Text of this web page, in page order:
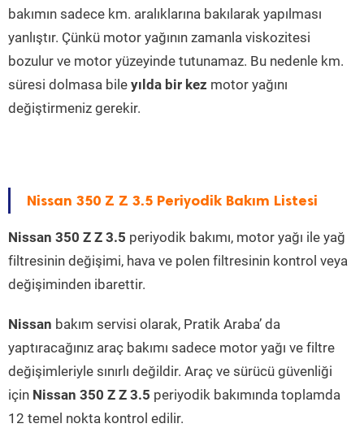
bakımın sadece km. aralıklarına bakılarak yapılması
yanlıştır. Çünkü motor yağının zamanla viskozitesi
bozulur ve motor yüzeyinde tutunamaz. Bu nedenle km.
süresi dolmasa bile yılda bir kez motor yağını
değiştirmeniz gerekir.
Nissan 350 Z Z 3.5 Periyodik Bakım Listesi
Nissan 350 Z Z 3.5 periyodik bakımı, motor yağı ile yağ
filtresinin değişimi, hava ve polen filtresinin kontrol veya
değişiminden ibarettir.
Nissan bakım servisi olarak, Pratik Araba’ da
yaptıracağınız araç bakımı sadece motor yağı ve filtre
değişimleriyle sınırlı değildir. Araç ve sürücü güvenliği
için Nissan 350 Z Z 3.5 periyodik bakımında toplamda
12 temel nokta kontrol edilir.